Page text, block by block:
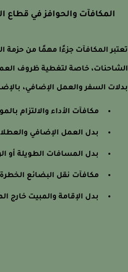
المكافآت والحوافز في قطاع
المكافآت جزءًا مهمًا من حزمة
خاصة لتغطية ظروف العمل
السفر والعمل الإضافي،
مكافآت الأداء والالتزام
بدل العمل الإضافي
بدل المسافات الطويلة أو
مكافآت نقل البضائع الخطرة (ADR).
بدل الإقامة والمبيت خارج